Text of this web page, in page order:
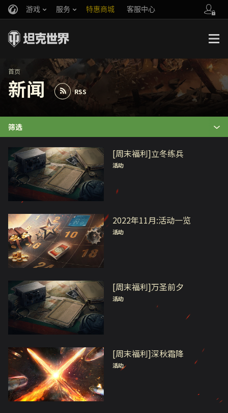
游戏 服务 特惠商城 客服中心
你好，吾久
万圣节
《以战止战》
官方自媒体
首页
新闻 RSS
筛选
[周末福利]立冬练兵
活动
2022年11月:活动一览
活动
[周末福利]万圣前夕
活动
[周末福利]深秋霜降
活动